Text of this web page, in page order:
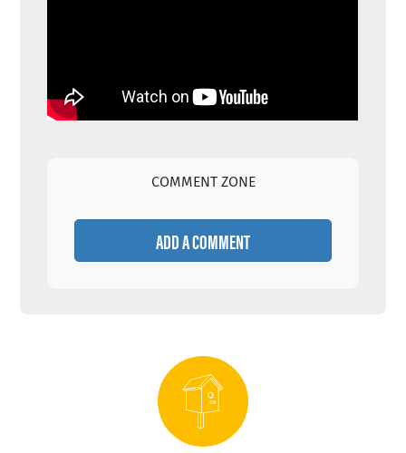
COMMENT ZONE
ADD A COMMENT